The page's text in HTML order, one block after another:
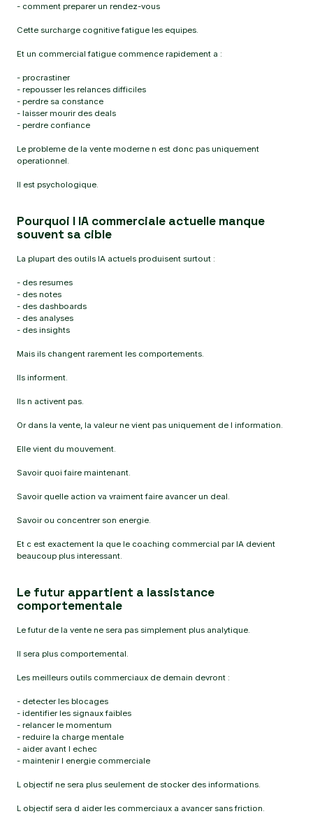
- comment preparer un rendez-vous
Cette surcharge cognitive fatigue les equipes.
Et un commercial fatigue commence rapidement a :
- procrastiner
- repousser les relances difficiles
- perdre sa constance
- laisser mourir des deals
- perdre confiance
Le probleme de la vente moderne n est donc pas uniquement
operationnel.
Il est psychologique.
Pourquoi l IA commerciale actuelle manque
souvent sa cible
La plupart des outils IA actuels produisent surtout :
- des resumes
- des notes
- des dashboards
- des analyses
- des insights
Mais ils changent rarement les comportements.
Ils informent.
Ils n activent pas.
Or dans la vente, la valeur ne vient pas uniquement de l information.
Elle vient du mouvement.
Savoir quoi faire maintenant.
Savoir quelle action va vraiment faire avancer un deal.
Savoir ou concentrer son energie.
Et c est exactement la que le coaching commercial par IA devient
beaucoup plus interessant.
Le futur appartient a lassistance
comportementale
Le futur de la vente ne sera pas simplement plus analytique.
Il sera plus comportemental.
Les meilleurs outils commerciaux de demain devront :
- detecter les blocages
- identifier les signaux faibles
- relancer le momentum
- reduire la charge mentale
- aider avant l echec
- maintenir l energie commerciale
L objectif ne sera plus seulement de stocker des informations.
L objectif sera d aider les commerciaux a avancer sans friction.